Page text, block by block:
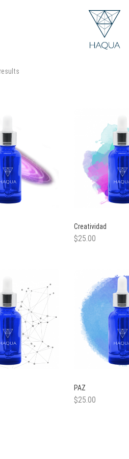
has been added to your cart.
Creatividad
$25.00
PAZ
$25.00